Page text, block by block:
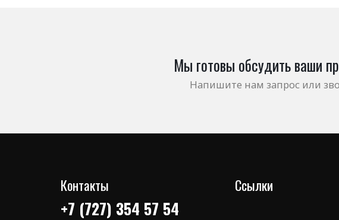
Мы готовы обсудить ваши
Напишите нам запрос или
Контакты
+7 (727) 354 57 54
Ссылки